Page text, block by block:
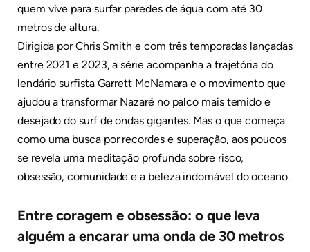
quem vive para surfar paredes de água com até 30
metros de altura.
Dirigida por Chris Smith e com três temporadas lançadas
entre 2021 e 2023, a série acompanha a trajetória do
lendário surfista Garrett McNamara e o movimento que
ajudou a transformar Nazaré no palco mais temido e
desejado do surf de ondas gigantes. Mas o que começa
como uma busca por recordes e superação, aos poucos
se revela uma meditação profunda sobre risco,
obsessão, comunidade e a beleza indomável do oceano.
Entre coragem e obsessão: o que leva
alguém a encarar uma onda de 30 metros